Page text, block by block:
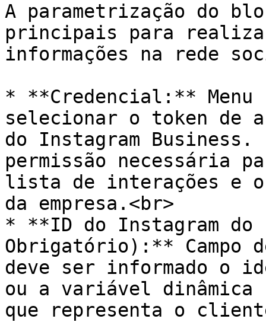
A parametrização do
principais para
informações na rede
* **Credencial:** Menu
selecionar o token de
do Instagram Business.
permissão necessária
lista de interações e
da empresa.<br>
* **ID do Instagram do
Obrigatório):** Campo
deve ser informado o
ou a variável
que representa o